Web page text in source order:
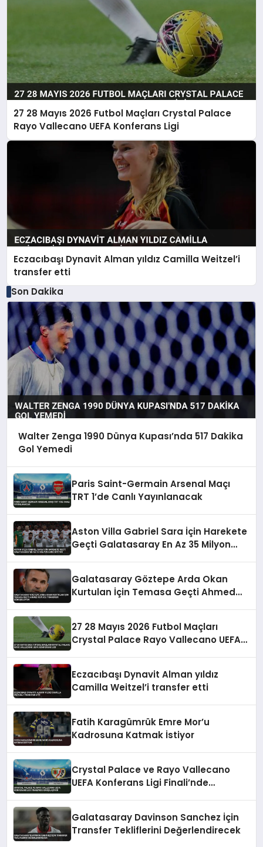
27 28 Mayıs 2026 Futbol Maçları Crystal Palace
Rayo Vallecano UEFA Konferans Ligi
Eczacıbaşı Dynavit Alman yıldız Camilla Weitzel’i
transfer etti
Son Dakika
Walter Zenga 1990 Dünya Kupası’nda 517 Dakika
Gol Yemedi
Paris Saint-Germain Arsenal Maçı
TRT 1’de Canlı Yayınlanacak
Aston Villa Gabriel Sara İçin Harekete
Geçti Galatasaray En Az 35 Milyon
Galatasaray Göztepe Arda Okan
Kurtulan İçin Temasa Geçti Ahmed
27 28 Mayıs 2026 Futbol Maçları
Crystal Palace Rayo Vallecano UEFA
Eczacıbaşı Dynavit Alman yıldız
Camilla Weitzel’i transfer etti
Fatih Karagümrük Emre Mor’u
Kadrosuna Katmak İstiyor
Crystal Palace ve Rayo Vallecano
UEFA Konferans Ligi Finali’nde
Galatasaray Davinson Sanchez İçin
Transfer Tekliflerini Değerlendirecek